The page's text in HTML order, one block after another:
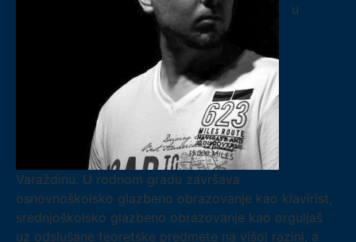
u
Varaždinu. U rodnom gradu završava
osnovnoškolsko glazbeno obrazovanje kao klavirist,
srednjoškolsko glazbeno obrazovanje kao orguljaš
uz odslušane teoretske predmete na višoj razini, a